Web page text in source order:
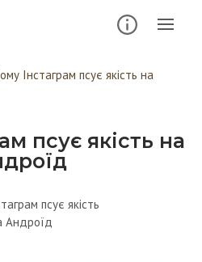
Інстаграм псує якість на
псує якість на